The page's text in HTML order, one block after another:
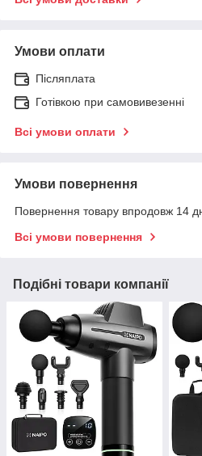
Умови оплати
Післяплата
Готівкою при самовивезенні
Всі умови оплати
Умови повернення
Повернення товару впродовж 14
Всі умови повернення
Подібні товари компанії